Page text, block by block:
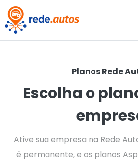
Planos Rede
Escolha o
Ative sua empresa na Rede
é permanente, e os planos